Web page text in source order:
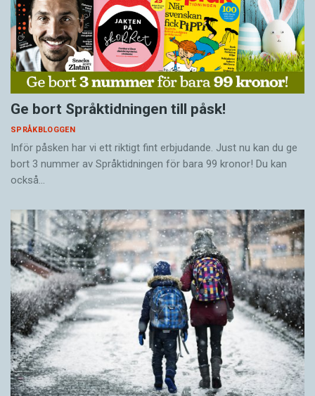
Ge bort Språktidningen till påsk!
SPRÅKBLOGGEN
Inför påsken har vi ett riktigt fint erbjudande. Just nu kan du ge
bort 3 nummer av Språktidningen för bara 99 kronor! Du kan
också…